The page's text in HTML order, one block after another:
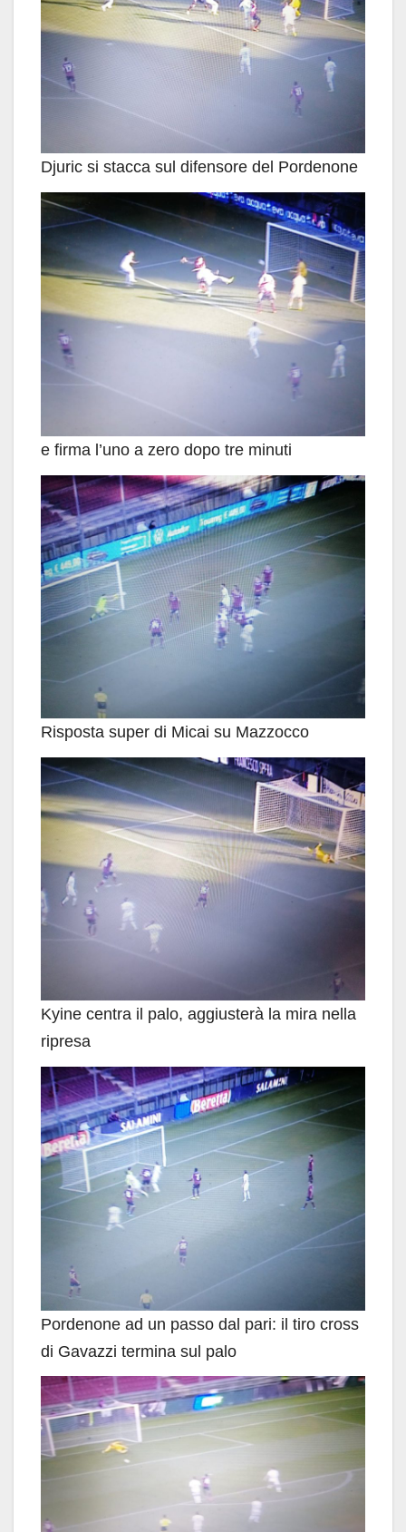
Djuric si stacca sul difensore del Pordenone
e firma l’uno a zero dopo tre minuti
Risposta super di Micai su Mazzocco
Kyine centra il palo, aggiusterà la mira nella
ripresa
Pordenone ad un passo dal pari: il tiro cross
di Gavazzi termina sul palo